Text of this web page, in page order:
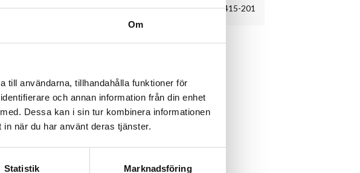
Om
till användarna, tillhandahålla funktioner för
och annan information från din enhet
Dessa kan i sin tur kombinera informationen
när du har använt deras tjänster.
Statistik Marknadsföring
SKU
18-415-201
passar till Trek cyklar.